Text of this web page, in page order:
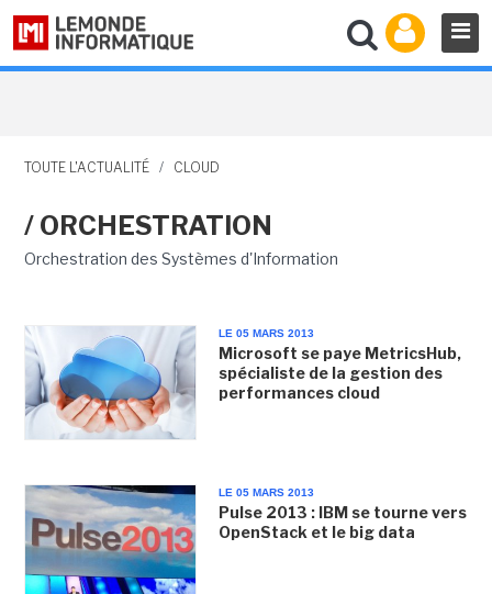
TOUTE L'ACTUALITÉ / CLOUD
/ ORCHESTRATION
Orchestration des Systèmes d'Information
LE 05 MARS 2013
Microsoft se paye MetricsHub,
spécialiste de la gestion des
performances cloud
LE 05 MARS 2013
Pulse 2013 : IBM se tourne vers
OpenStack et le big data